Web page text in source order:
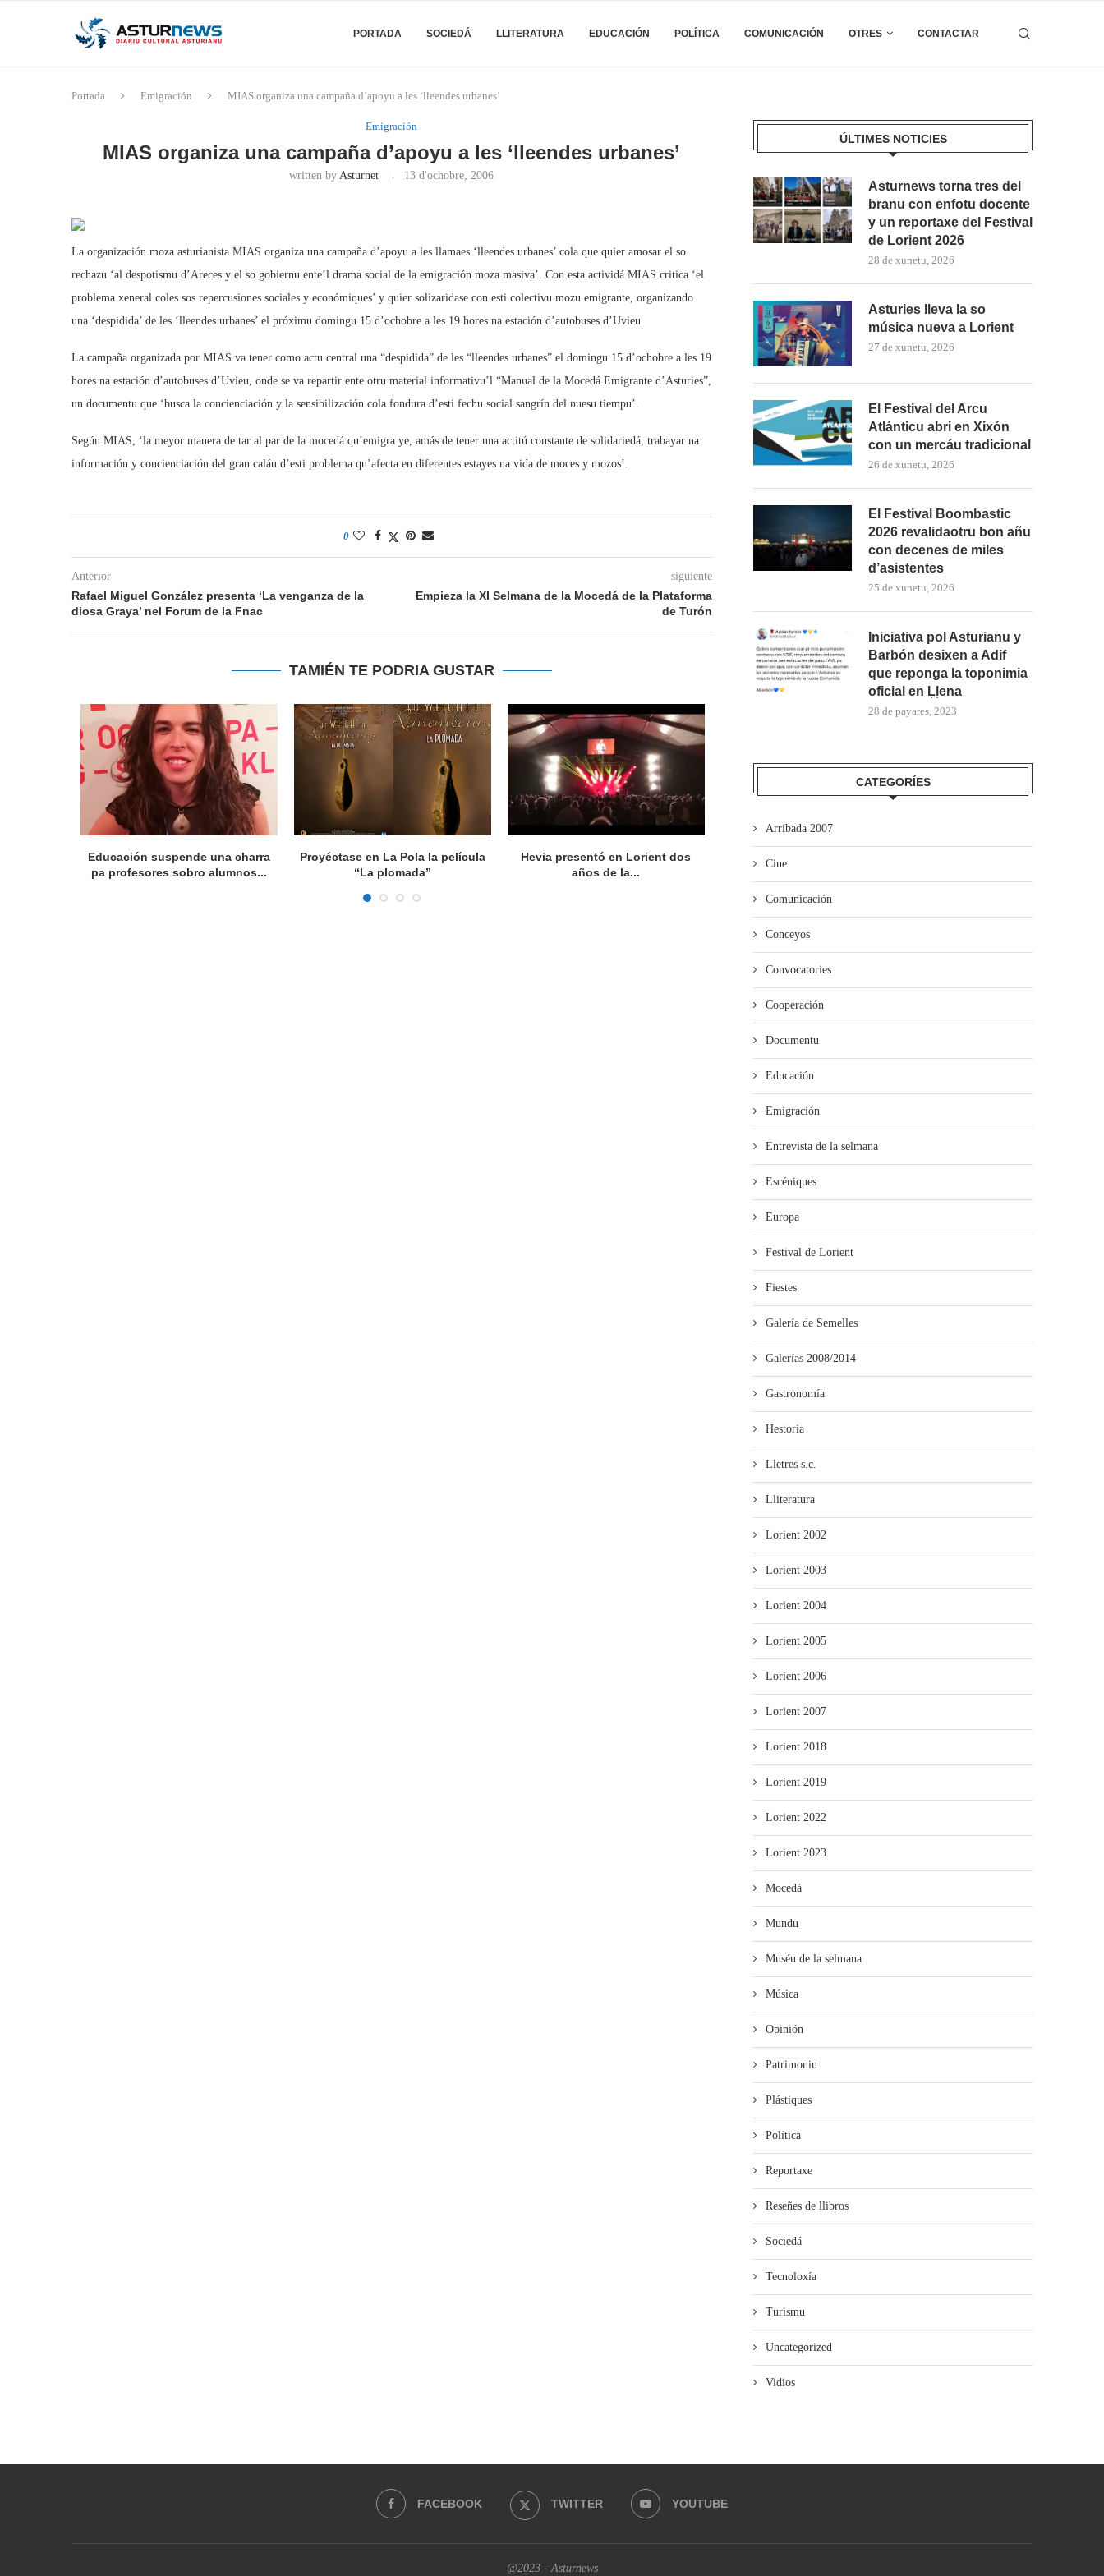
PORTADA SOCIEDÁ LLITERATURA EDUCACIÓN POLÍTICA COMUNICACIÓN OTRES CONTACTAR
Portada Emigración MIAS organiza una campaña d’apoyu a les ‘lleendes urbanes’
Emigración
MIAS organiza una campaña d’apoyu a les ‘lleendes urbanes’
written byAsturnet 13 d'ochobre, 2006
La organización moza asturianista MIAS organiza una campaña d’apoyu a les llamaes ‘lleendes urbanes’ cola que quier amosar el so
rechazu ‘al despotismu d’Areces y el so gobiernu ente’l drama social de la emigración moza masiva’. Con esta actividá MIAS critica ‘el
problema xeneral coles sos repercusiones sociales y económiques’ y quier solizaridase con esti colectivu mozu emigrante, organizando
una ‘despidida’ de les ‘lleendes urbanes’ el próximu domingu 15 d’ochobre a les 19 hores na estación d’autobuses d’Uvieu.
La campaña organizada por MIAS va tener como actu central una “despidida” de les “lleendes urbanes” el domingu 15 d’ochobre a les 19
hores na estación d’autobuses d’Uvieu, onde se va repartir ente otru material informativu’l “Manual de la Mocedá Emigrante d’Asturies”,
un documentu que ‘busca la concienciación y la sensibilización cola fondura d’esti fechu social sangrín del nuesu tiempu’.
Según MIAS, ‘la meyor manera de tar al par de la mocedá qu’emigra ye, amás de tener una actitú constante de solidariedá, trabayar na
información y concienciación del gran caláu d’esti problema qu’afecta en diferentes estayes na vida de moces y mozos’.
0
Anterior
Rafael Miguel González presenta ‘La venganza de la
diosa Graya’ nel Forum de la Fnac
siguiente
Empieza la XI Selmana de la Mocedá de la Plataforma
de Turón
TAMIÉN TE PODRIA GUSTAR
Educación suspende una charra
pa profesores sobro alumnos...
Proyéctase en La Pola la película
“La plomada”
Hevia presentó en Lorient dos
años de la...
Iniciativa abre una nueva edición
Xinebra celebró’l Día de les
ÚLTIMES NOTICIES
Asturnews torna tres del
branu con enfotu docente
y un reportaxe del Festival
de Lorient 2026
28 de xunetu, 2026
Asturies lleva la so
música nueva a Lorient
27 de xunetu, 2026
El Festival del Arcu
Atlánticu abri en Xixón
con un mercáu tradicional
26 de xunetu, 2026
El Festival Boombastic
2026 revalidaotru bon añu
con decenes de miles
d’asistentes
25 de xunetu, 2026
Iniciativa pol Asturianu y
Barbón desixen a Adif
que reponga la toponimia
oficial en Ḷḷena
28 de payares, 2023
CATEGORÍES
Arribada 2007
Cine
Comunicación
Conceyos
Convocatories
Cooperación
Documentu
Educación
Emigración
Entrevista de la selmana
Escéniques
Europa
Festival de Lorient
Fiestes
Galería de Semelles
Galerías 2008/2014
Gastronomía
Hestoria
Lletres s.c.
Lliteratura
Lorient 2002
Lorient 2003
Lorient 2004
Lorient 2005
Lorient 2006
Lorient 2007
Lorient 2018
Lorient 2019
Lorient 2022
Lorient 2023
Mocedá
Mundu
Muséu de la selmana
Música
Opinión
Patrimoniu
Plástiques
Política
Reportaxe
Reseñes de llibros
Sociedá
Tecnoloxía
Turismu
Uncategorized
Vidios
FACEBOOK TWITTER YOUTUBE
@2023 - Asturnews